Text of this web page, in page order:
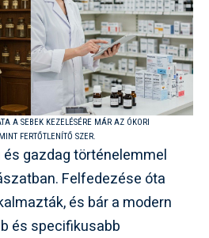
A SEBEK KEZELÉSÉRE MÁR AZ ÓKORI
FERTŐTLENÍTŐ SZER.
gazdag történelemmel
Felfedezése óta
és bár a modern
és specifikusabb